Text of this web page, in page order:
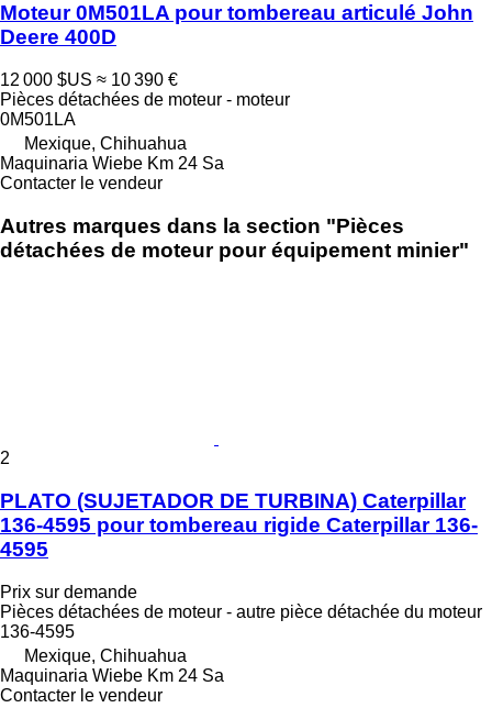
Moteur 0M501LA pour tombereau articulé John
Deere 400D
12 000 $US ≈ 10 390 €
Pièces détachées de moteur - moteur
0M501LA
Mexique, Chihuahua
Maquinaria Wiebe Km 24 Sa
Contacter le vendeur
Autres marques dans la section "Pièces
détachées de moteur pour équipement minier"
2
PLATO (SUJETADOR DE TURBINA) Caterpillar
136-4595 pour tombereau rigide Caterpillar 136-
4595
Prix sur demande
Pièces détachées de moteur - autre pièce détachée du moteur
136-4595
Mexique, Chihuahua
Maquinaria Wiebe Km 24 Sa
Contacter le vendeur